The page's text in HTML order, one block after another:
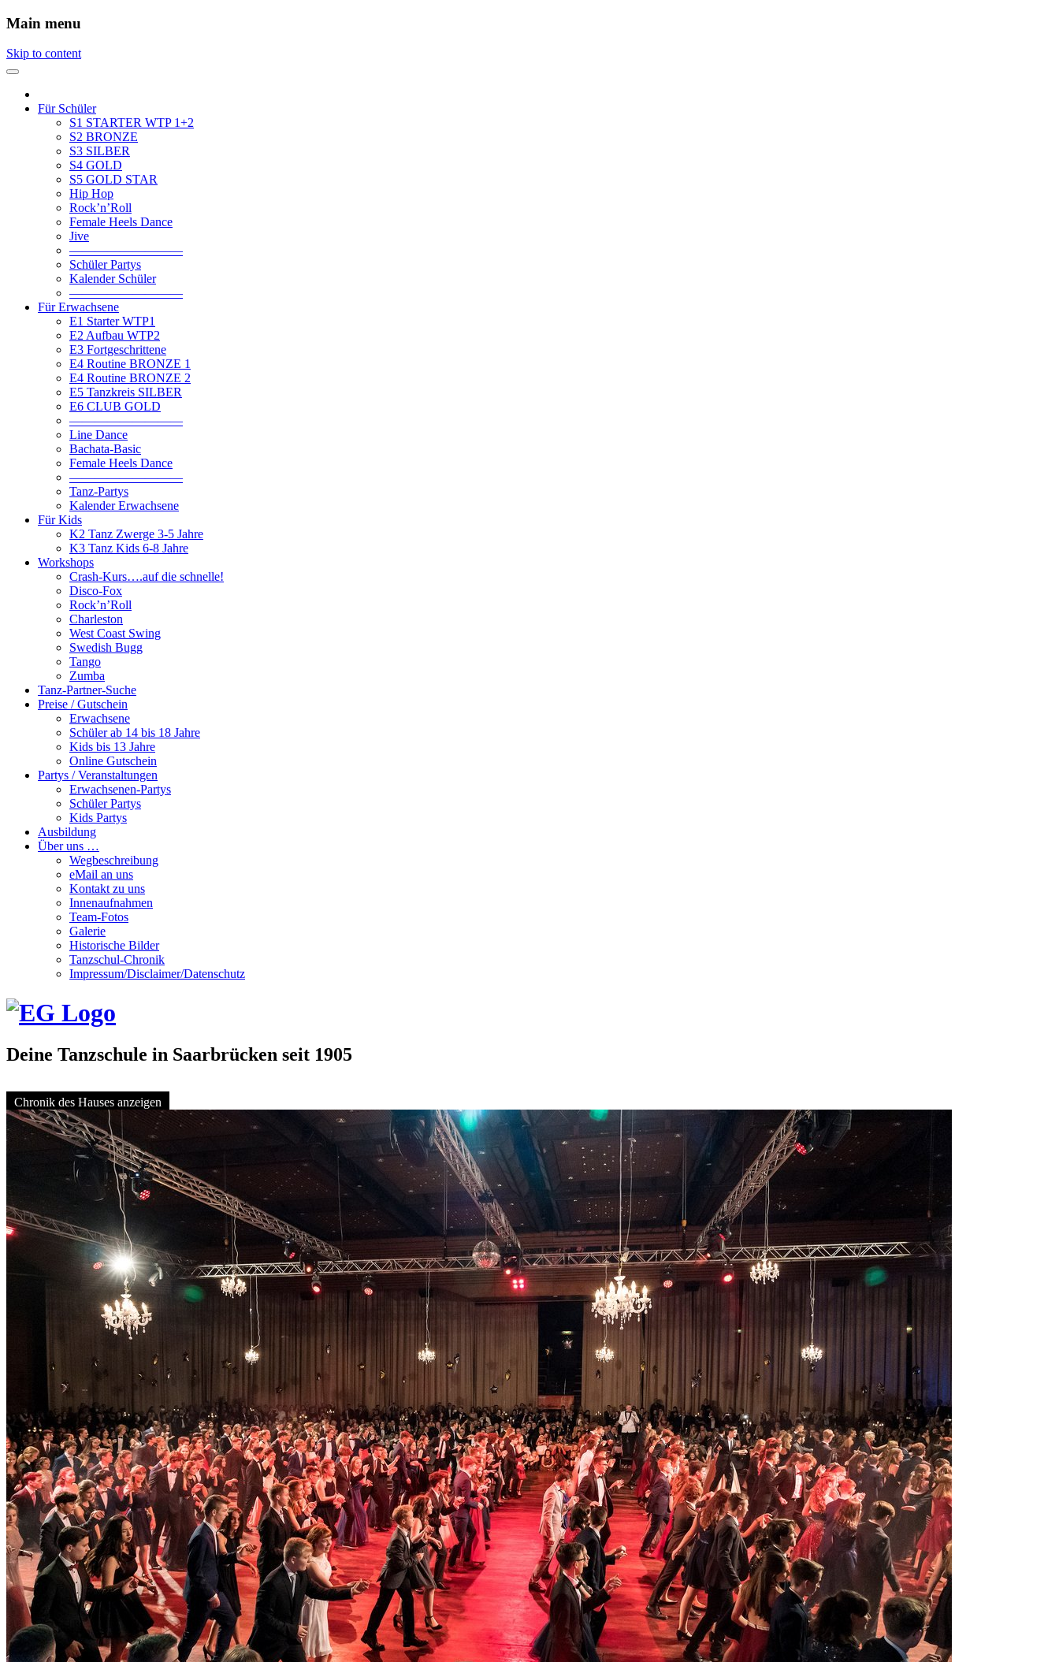
Main menu
Skip to content
Für Schüler
S1 STARTER WTP 1+2
S2 BRONZE
S3 SILBER
S4 GOLD
S5 GOLD STAR
Hip Hop
Rock’n’Roll
Female Heels Dance
Jive
—————————
Schüler Partys
Kalender Schüler
—————————
Für Erwachsene
E1 Starter WTP1
E2 Aufbau WTP2
E3 Fortgeschrittene
E4 Routine BRONZE 1
E4 Routine BRONZE 2
E5 Tanzkreis SILBER
E6 CLUB GOLD
—————————
Line Dance
Bachata-Basic
Female Heels Dance
—————————
Tanz-Partys
Kalender Erwachsene
Für Kids
K2 Tanz Zwerge 3-5 Jahre
K3 Tanz Kids 6-8 Jahre
Workshops
Crash-Kurs….auf die schnelle!
Disco-Fox
Rock’n’Roll
Charleston
West Coast Swing
Swedish Bugg
Tango
Zumba
Tanz-Partner-Suche
Preise / Gutschein
Erwachsene
Schüler ab 14 bis 18 Jahre
Kids bis 13 Jahre
Online Gutschein
Partys / Veranstaltungen
Erwachsenen-Partys
Schüler Partys
Kids Partys
Ausbildung
Über uns …
Wegbeschreibung
eMail an uns
Kontakt zu uns
Innenaufnahmen
Team-Fotos
Galerie
Historische Bilder
Tanzschul-Chronik
Impressum/Disclaimer/Datenschutz
Deine Tanzschule in Saarbrücken seit 1905
Chronik des Hauses anzeigen